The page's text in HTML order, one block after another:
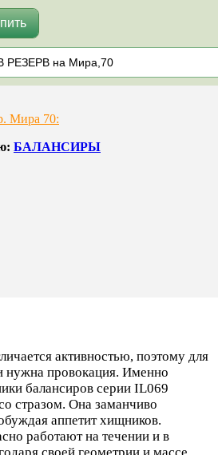
РЕЗЕРВ на Мира,70
Мира 70:
БАЛАНСИРЫ
активностью, поэтому для
нужна провокация. Именно
балансиров серии IL069
стразом. Она заманчиво
аппетит хищников.
работают на течении и в